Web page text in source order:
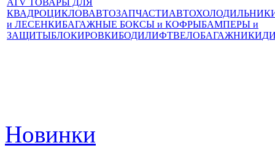
ATV ТОВАРЫ ДЛЯ
КВАДРОЦИКЛОВАВТОЗАПЧАСТИ
и ЛЕСЕНКИБАГАЖНЫЕ БОКСЫ и КОФРЫБАМПЕРЫ и
ЗАЩИТЫБЛОКИРОВКИБОДИЛИФТВЕЛОБАГАЖНИКИ
Новинки